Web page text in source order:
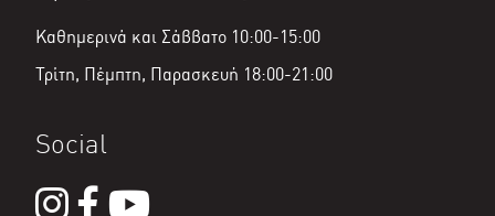
Καθημερινά και Σάββατο 10:00-15:00
Τρίτη, Πέμπτη, Παρασκευή 18:00-21:00
Social